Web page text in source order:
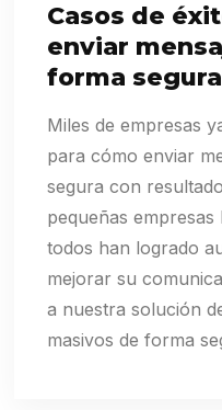
Casos de
enviar
forma segura
Miles de empresas
para cómo enviar
segura con
pequeñas
todos han logrado
mejorar su
a nuestra solución
masivos de forma